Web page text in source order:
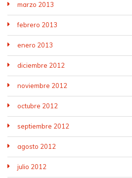
marzo 2013
febrero 2013
enero 2013
diciembre 2012
noviembre 2012
octubre 2012
septiembre 2012
agosto 2012
julio 2012